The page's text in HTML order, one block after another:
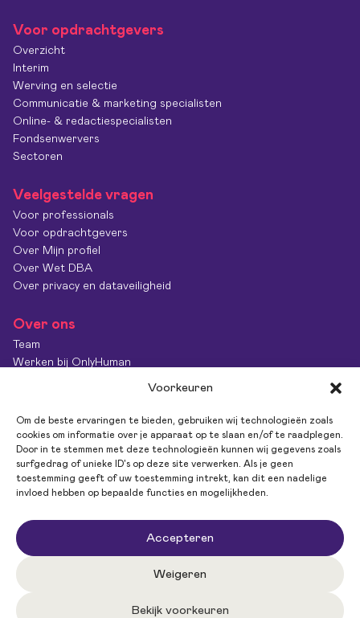
Voorkeuren
Om de beste ervaringen te bieden, gebruiken wij technologieën zoals
cookies om informatie over je apparaat op te slaan en/of te raadplegen.
Door in te stemmen met deze technologieën kunnen wij gegevens zoals
surfgedrag of unieke ID's op deze site verwerken. Als je geen
toestemming geeft of uw toestemming intrekt, kan dit een nadelige
invloed hebben op bepaalde functies en mogelijkheden.
Accepteren
Weigeren
Bekijk voorkeuren
Voor opdrachtgevers
Overzicht
Interim
Werving en selectie
Communicatie & marketing specialisten
Online- & redactiespecialisten
Fondsenwervers
Sectoren
Veelgestelde vragen
Voor professionals
Voor opdrachtgevers
Over Mijn profiel
Over Wet DBA
Over privacy en dataveiligheid
Over ons
Team
Werken bij OnlyHuman
Diversiteit & Inclusie
OnlyImpact
Feedback